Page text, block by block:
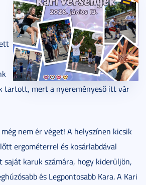
tartott, mert a nyereményeső itt vár
még nem ér véget! A helyszínen kicsik
ergométerrel és kosárlabdával
karuk számára, hogy kiderüljön,
és Legpontosabb Kara. A Kari